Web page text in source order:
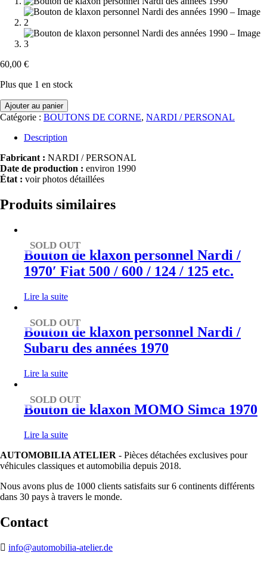
60,00 €
Plus que 1 en stock
quantité
de
Bouton
personnel
Nardi
des
1990
Ajouter au panier
Catégorie : BOUTONS DE CORNE, NARDI / PERSONAL
Description
Fabricant : NARDI / PERSONAL
Date de production : environ 1990
État : voir photos détaillées
Produits similaires
SOLD OUT
Bouton de klaxon personnel Nardi /
1970′ Fiat 500 / 600 / 124 / 125 etc.
Lire la suite
SOLD OUT
Bouton de klaxon personnel Nardi /
Subaru des années 1970
Lire la suite
SOLD OUT
Bouton de klaxon MOMO Simca 1970
Lire la suite
AUTOMOBILIA ATELIER - Pièces détachées exclusives pour
véhicules classiques et automobilia depuis 2018.
Nous avons plus de 1000 clients satisfaits sur 6 continents différents
dans 30 pays à travers le monde.
Contact
info@automobilia-atelier.de